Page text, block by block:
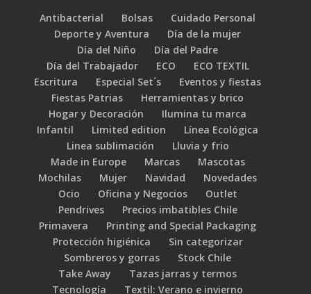
Antibacterial Bolsas
Cuidado Personal
Deporte y Aventura
Día de la mujer
Día del Niño
Día del Padre
Día del Trabajador
ECO
ECO TEXTIL
Escritura
Especial Set´s
Eventos y fiestas
Fiestas Patrias
Herramientas y brico
Hogar y Decoración
Ilumina tu marca
Infantil
Limited edition
Línea Ecológica
Linea sublimación
Lluvia y frio
Made in Europe
Marcas
Mascotas
Mochilas
Mujer Navidad
Novedades
Ocio
Oficina y Negocios
Outlet
Pendrives
Precios imbatibles Chile
Primavera
Printing and Special Packaging
Protección higiénica
Sin categorizar
Sombreros y gorras
Stock Chile
Take Away
Tazas jarras y termos
Tecnología
Textil: Verano e invierno